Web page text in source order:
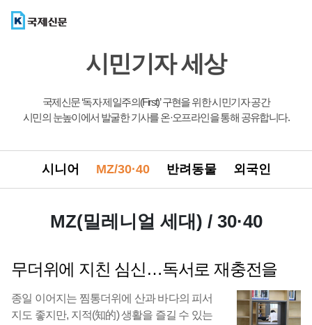
시민기자 세상
국제신문 ‘독자 제일주의(First)’ 구현을 위한 시민기자 공간
시민의 눈높이에서 발굴한 기사를 온·오프라인을 통해 공유합니다.
시니어 MZ/30·40 반려동물 외국인
MZ(밀레니얼 세대) / 30·40
무더위에 지친 심신…독서로 재충전을
종일 이어지는 찜통더위에 산과 바다의 피서
지도 좋지만, 지적(知的) 생활을 즐길 수 있는